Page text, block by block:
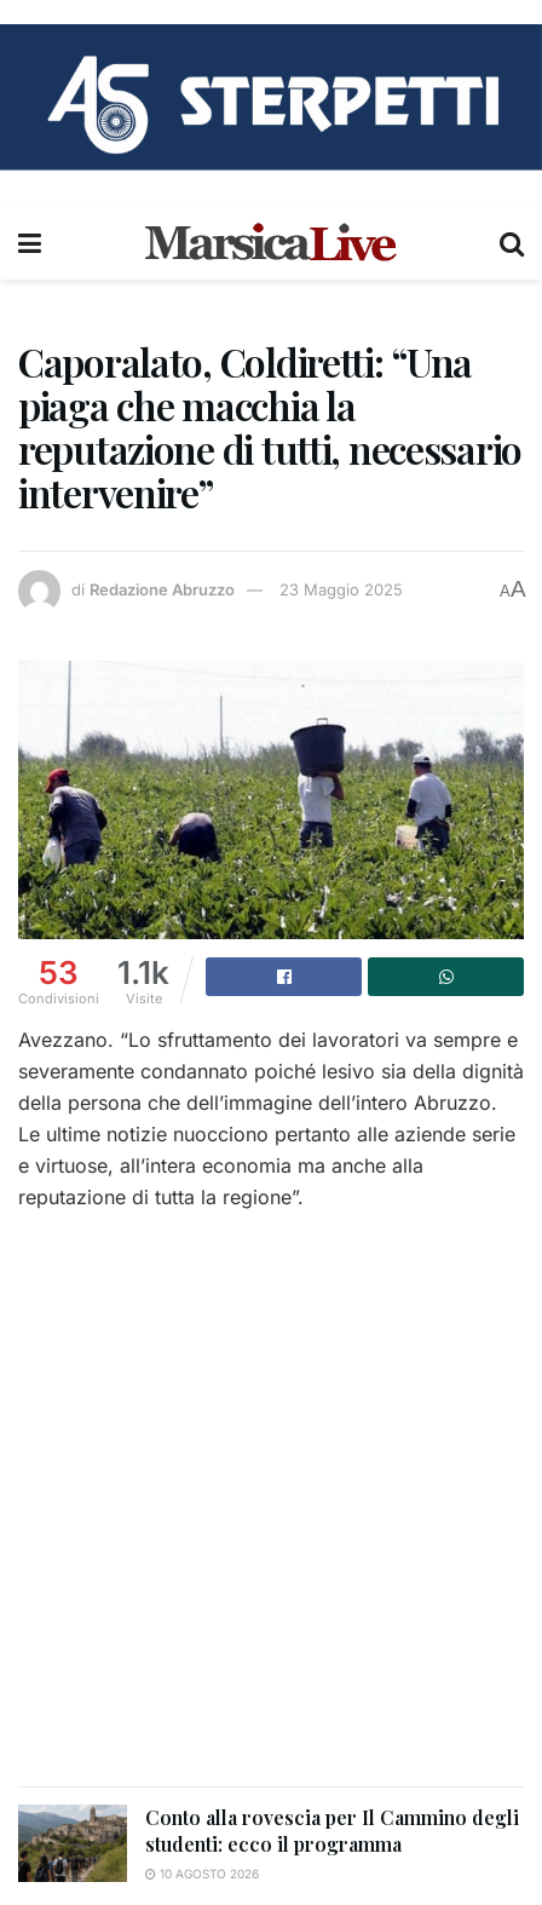
Caporalato, Coldiretti: “Una
piaga che macchia la
reputazione di tutti, necessario
intervenire”
di Redazione Abruzzo 23 Maggio 2025 AA
53
Condivisioni
1.1k
Visite
Avezzano. “Lo sfruttamento dei lavoratori va sempre e
severamente condannato poiché lesivo sia della dignità
della persona che dell’immagine dell’intero Abruzzo.
Le ultime notizie nuocciono pertanto alle aziende serie
e virtuose, all’intera economia ma anche alla
reputazione di tutta la regione”.
Conto alla rovescia per Il Cammino degli
studenti: ecco il programma
10 AGOSTO 2026